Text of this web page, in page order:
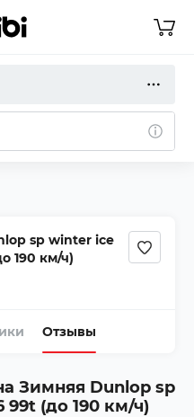
sp winter ice
190 км/ч)
Отзывы
Зимняя Dunlop sp
99t (до 190 км/ч)